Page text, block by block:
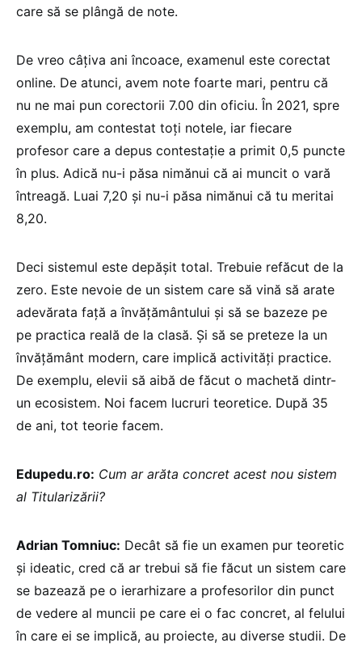
care să se plângă de note.
De vreo câțiva ani încoace, examenul este corectat
online. De atunci, avem note foarte mari, pentru că
nu ne mai pun corectorii 7.00 din oficiu. În 2021, spre
exemplu, am contestat toți notele, iar fiecare
profesor care a depus contestație a primit 0,5 puncte
în plus. Adică nu-i păsa nimănui că ai muncit o vară
întreagă. Luai 7,20 și nu-i păsa nimănui că tu meritai
8,20.
Deci sistemul este depășit total. Trebuie refăcut de la
zero. Este nevoie de un sistem care să vină să arate
adevărata față a învățământului și să se bazeze pe
pe practica reală de la clasă. Și să se preteze la un
învățământ modern, care implică activități practice.
De exemplu, elevii să aibă de făcut o machetă dintr-
un ecosistem. Noi facem lucruri teoretice. După 35
de ani, tot teorie facem.
Edupedu.ro: Cum ar arăta concret acest nou sistem
al Titularizării?
Adrian Tomniuc: Decât să fie un examen pur teoretic
și ideatic, cred că ar trebui să fie făcut un sistem care
se bazează pe o ierarhizare a profesorilor din punct
de vedere al muncii pe care ei o fac concret, al felului
în care ei se implică, au proiecte, au diverse studii. De